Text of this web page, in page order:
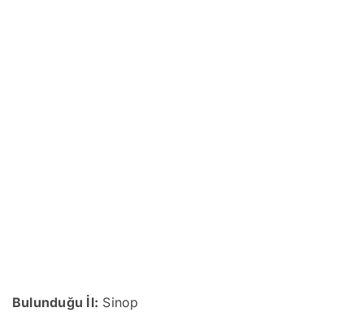
Bulunduğu İl: Sinop